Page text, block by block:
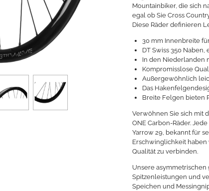
Mountainbiker, die sich
egal ob Sie Cross
Diese Räder definieren
30 mm Innenbreite
DT Swiss 350
In den Niederlanden
Kompromisslose
Außergewöhnlich
Das
Breite Felgen bieten
Verwöhnen Sie sich mit
ONE Carbon-Räder.
Yarrow 29, bekannt für
Erschwinglichkeit
Qualität zu verbinden.
Unsere
Spitzenleistungen und
Speichen und